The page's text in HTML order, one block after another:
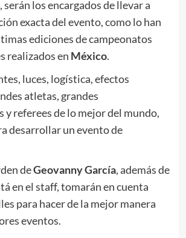
, serán los encargados de llevar a
exacta del evento, como lo han
ediciones de campeonatos
realizados en México.
luces, logística, efectos
atletas, grandes
y referees de lo mejor del mundo,
desarrollar un evento de
deGeovannyGarcía, además de
en el staff, tomarán en cuenta
para hacer de la mejor manera
eventos.